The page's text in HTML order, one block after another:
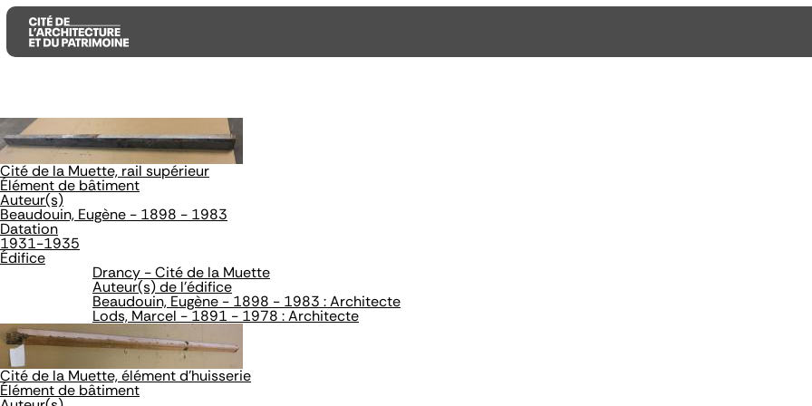
Aller
au
contenu
principal
Aller
au
menu
principal
Aller
à
la
recherche
Cité de la Muette, rail supérieur
Élément de bâtiment
Auteur(s)
Beaudouin, Eugène - 1898 - 1983
Datation
1931-1935
Édifice
Drancy - Cité de la Muette
Auteur(s) de l'édifice
Beaudouin, Eugène - 1898 - 1983 : Architecte
Lods, Marcel - 1891 - 1978 : Architecte
Cité de la Muette, élément d'huisserie
Élément de bâtiment